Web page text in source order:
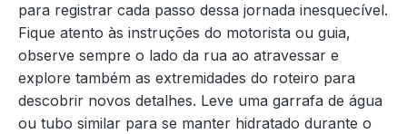
para registrar cada passo dessa jornada inesquecível.
Fique atento às instruções do motorista ou guia,
observe sempre o lado da rua ao atravessar e
explore também as extremidades do roteiro para
descobrir novos detalhes. Leve uma garrafa de água
ou tubo similar para se manter hidratado durante o